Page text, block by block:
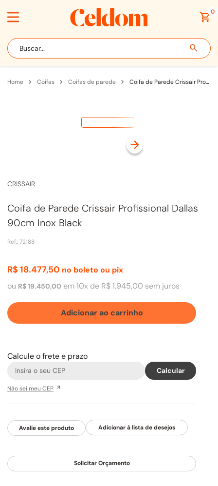
0
Buscar...
coifas coifas de parede Coifa de Parede Crissair Profissional Dallas 90cm Inox Black
CRISSAIR
Coifa de Parede Crissair Profissional Dallas
90cm Inox Black
Ref.:72188
R$ 18.477,50 no boleto ou pix
ou R$19.450,00 em10x de R$1.945,00 sem juros
Adicionar ao carrinho
Calcule o frete e prazo
Não sei meu CEP
Avalie este produto
Solicitar Orçamento